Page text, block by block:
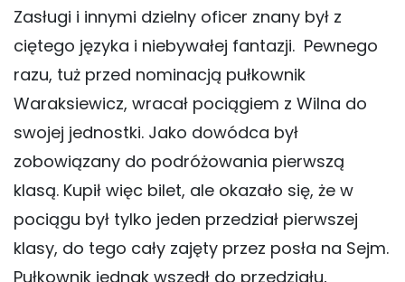
Zasługi i innymi dzielny oficer znany był z
ciętego języka i niebywałej fantazji. Pewnego
razu, tuż przed nominacją pułkownik
Waraksiewicz, wracał pociągiem z Wilna do
swojej jednostki. Jako dowódca był
zobowiązany do podróżowania pierwszą
klasą. Kupił więc bilet, ale okazało się, że w
pociągu był tylko jeden przedział pierwszej
klasy, do tego cały zajęty przez posła na Sejm.
Pułkownik jednak wszedł do przedziału,